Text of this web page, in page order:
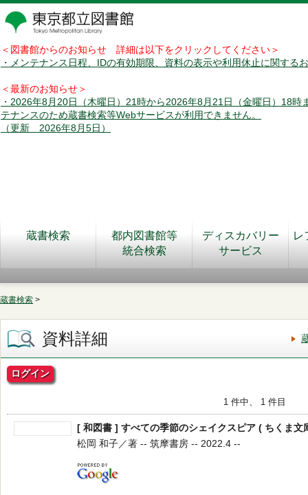
＜図書館からのお知らせ 詳細は以下をクリックしてください＞
・メンテナンス日程、IDの有効期限、資料の表示や利用休止に関する
＜最新のお知らせ＞
・2026年8月20日（木曜日）21時から2026年8月21日（金曜日）18時
テナンスのため蔵書検索等Webサービスが利用できません。
（更新 2026年8月5日）
蔵書検索
都内図書館等
統合検索
ディスカバリー
サービス
レ
蔵書検索 >
資料詳細
ログイン
1 件中、 1 件目
[ 和図書 ] すべての季節のシェイクスピア ( ちくま文
松岡 和子／著 -- 筑摩書房 -- 2022.4 --